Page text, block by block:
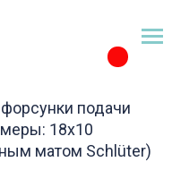
подачи
18х10
матом Schlüter)